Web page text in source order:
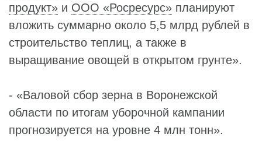
продукт» и ООО «Росресурс» планируют
вложить суммарно около 5,5 млрд рублей в
строительство теплиц, а также в
выращивание овощей в открытом грунте».
- «Валовой сбор зерна в Воронежской
области по итогам уборочной кампании
прогнозируется на уровне 4 млн тонн».